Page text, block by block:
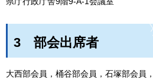
3 部会出席者
大西部会員，桶谷部会員，石塚部会員